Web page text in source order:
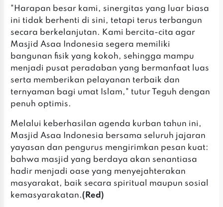
‎"Harapan besar kami, sinergitas yang luar biasa
ini tidak berhenti di sini, tetapi terus terbangun
secara berkelanjutan. Kami bercita-cita agar
Masjid Asaa Indonesia segera memiliki
bangunan fisik yang kokoh, sehingga mampu
menjadi pusat peradaban yang bermanfaat luas
serta memberikan pelayanan terbaik dan
ternyaman bagi umat Islam," tutur Teguh dengan
penuh optimis.
‎Melalui keberhasilan agenda kurban tahun ini,
Masjid Asaa Indonesia bersama seluruh jajaran
yayasan dan pengurus mengirimkan pesan kuat:
bahwa masjid yang berdaya akan senantiasa
hadir menjadi oase yang menyejahterakan
masyarakat, baik secara spiritual maupun sosial
kemasyarakatan.‎(Red)